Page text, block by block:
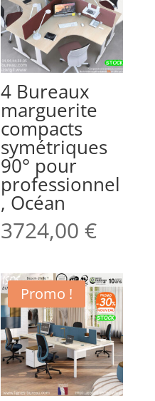
4 Bureaux
marguerite
compacts
symétriques
90° pour
professionnel
, Océan
3724,00€
Promo !